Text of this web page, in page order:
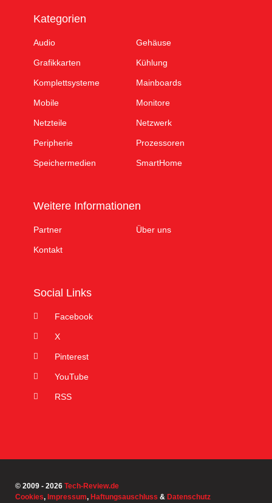
Kategorien
Audio Gehäuse
Grafikkarten Kühlung
Komplettsysteme Mainboards
Mobile Monitore
Netzteile Netzwerk
Peripherie Prozessoren
Speichermedien SmartHome
Weitere Informationen
Partner Über uns
Kontakt
Social Links
Facebook
X
Pinterest
YouTube
RSS
© 2009 - 2026 Tech-Review.de
Cookies, Impressum, Haftungsauschluss & Datenschutz